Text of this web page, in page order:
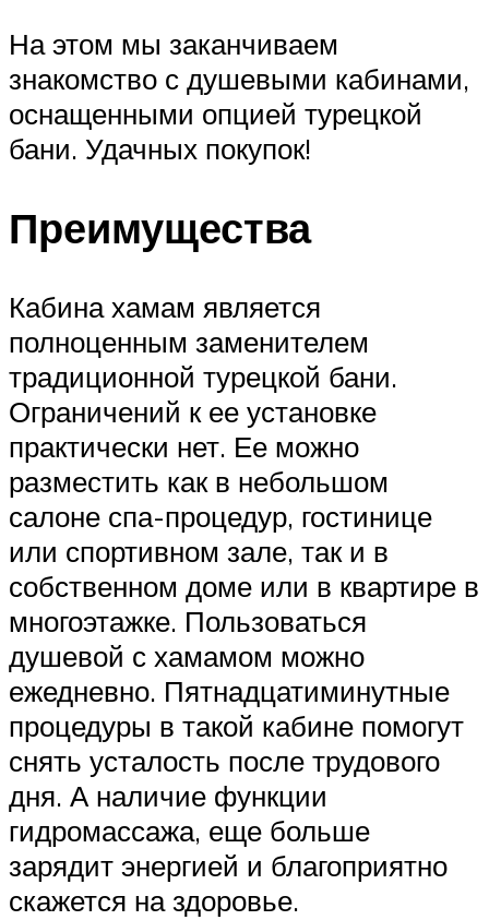
На этом мы заканчиваем
знакомство с душевыми кабинами,
оснащенными опцией турецкой
бани. Удачных покупок!
Преимущества
Кабина хамам является
полноценным заменителем
традиционной турецкой бани.
Ограничений к ее установке
практически нет. Ее можно
разместить как в небольшом
салоне спа-процедур, гостинице
или спортивном зале, так и в
собственном доме или в квартире в
многоэтажке. Пользоваться
душевой с хамамом можно
ежедневно. Пятнадцатиминутные
процедуры в такой кабине помогут
снять усталость после трудового
дня. А наличие функции
гидромассажа, еще больше
зарядит энергией и благоприятно
скажется на здоровье.